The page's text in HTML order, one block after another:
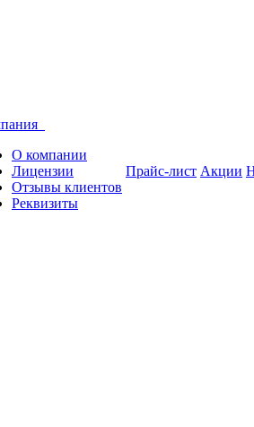
О компании
Лицензии
Отзывы клиентов
Реквизиты
Прайс-лист Акции